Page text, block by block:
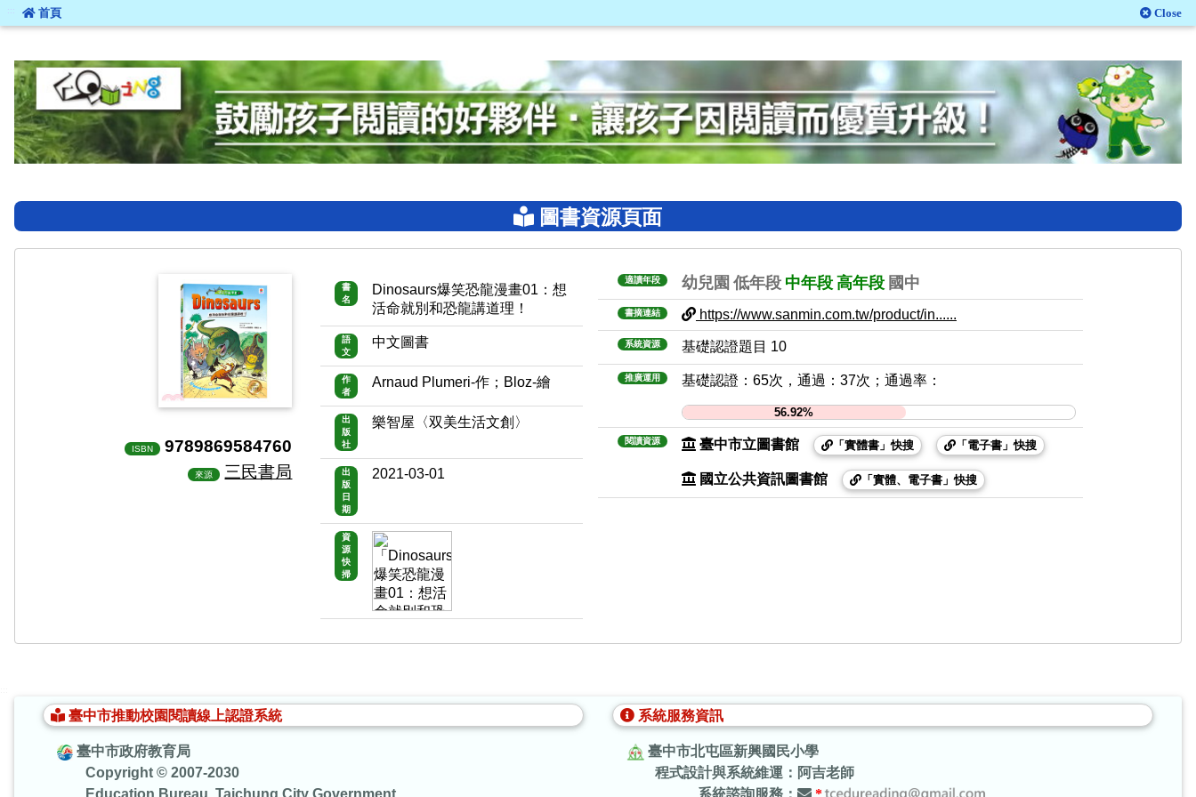
::: 首頁 Close
圖書資源頁面
ISBN 9789869584760
來源 三民書局
書
名
Dinosaurs爆笑恐龍漫畫01：想
活命就別和恐龍講道理！
語
文
中文圖書
作
者
Arnaud Plumeri-作；Bloz-繪
出
版
社
樂智屋〈双美生活文創〉
出
版
日
期
2021-03-01
資
源
快
掃
適讀年段 幼兒園 低年段 中年段 高年段 國中
書摘連結 https://www.sanmin.com.tw/product/in......
系統資源 基礎認證題目 10
推廣運用 基礎認證：65次，通過：37次；通過率：
56.92%
閱讀資源 臺中市立圖書館 「實體書」快搜 「電子書」快搜
國立公共資訊圖書館 「實體、電子書」快搜
臺中市推動校園閱讀線上認證系統
臺中市政府教育局
Copyright © 2007-2030
Education Bureau, Taichung City Government.
系統服務資訊
臺中市北屯區新興國民小學
程式設計與系統維運：阿吉老師
系統諮詢服務：
*